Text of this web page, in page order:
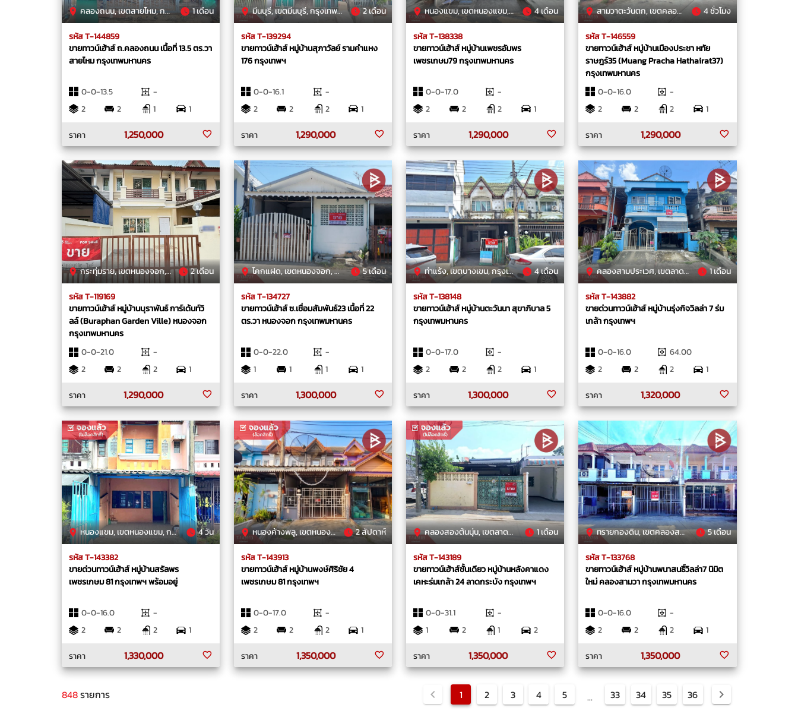
คลองถนน, เขตสายไหม, กรุงเทพมหานคร 1 เดือน
รหัส T-144859
ขายทาวน์เฮ้าส์ ถ.คลองถนน เนื้อที่ 13.5 ตร.วา
สายไหม กรุงเทพมหานคร
0-0-13.5
-
2
2 1
1
ราคา
1,250,000
มีนบุรี, เขตมีนบุรี, กรุงเทพมหานคร 2 เดือน
รหัส T-139294
ขายทาวน์เฮ้าส์ หมู่บ้านสุภาวัลย์ รามคําแหง
176 กรุงเทพฯ
0-0-16.1
-
2
2 2
1
ราคา
1,290,000
หนองแขม, เขตหนองแขม, กรุงเทพมหานคร 4 เดือน
รหัส T-138338
ขายทาวน์เฮ้าส์ หมู่บ้านเพชรอัมพร
เพชรเกษม79 กรุงเทพมหานคร
0-0-17.0
-
2
2 2
1
ราคา
1,290,000
สามวาตะวันตก, เขตคลองสามวา, กรุงเทพมหานคร 4 ชั่วโมง
รหัส T-146559
ขายทาวน์เฮ้าส์ หมู่บ้านเมืองประชา หทัย
ราษฎร์35 (Muang Pracha Hathairat37)
กรุงเทพมหานคร
0-0-16.0
-
2
2 2
1
ราคา
1,290,000
กระทุ่มราย, เขตหนองจอก, กรุงเทพมหานคร 2 เดือน
รหัส T-119169
ขายทาวน์เฮ้าส์ หมู่บ้านบุราพันธ์ การ์เด้นท์วิ
ลล์ (Buraphan Garden Ville) หนองจอก
กรุงเทพมหานคร
0-0-21.0
-
2
2 2
1
ราคา
1,290,000
โคกแฝด, เขตหนองจอก, กรุงเทพมหานคร 5 เดือน
รหัส T-134727
ขายทาวน์เฮ้าส์ ซ.เชื่อมสัมพันธ์23 เนื้อที่ 22
ตร.วา หนองจอก กรุงเทพมหานคร
0-0-22.0
-
1
1 1
1
ราคา
1,300,000
ท่าแร้ง, เขตบางเขน, กรุงเทพมหานคร 4 เดือน
รหัส T-138148
ขายทาวน์เฮ้าส์ หมู่บ้านตะวันนา สุขาภิบาล 5
กรุงเทพมหานคร
0-0-17.0
-
2
2 2
1
ราคา
1,300,000
คลองสามประเวศ, เขตลาดกระบัง, กรุงเทพมหานคร 1 เดือน
รหัส T-143882
ขายด่วนทาวน์เฮ้าส์ หมู่บ้านรุ่งกิจวิลล่า 7 ร่ม
เกล้า กรุงเทพฯ
0-0-16.0
64.00
2
2 2
1
ราคา
1,320,000
หนองแขม, เขตหนองแขม, กรุงเทพมหานคร 4 วัน
รหัส T-143382
ขายด่วนทาวน์เฮ้าส์ หมู่บ้านสรัลพร
เพชรเกษม 81 กรุงเทพฯ พร้อมอยู่
0-0-16.0
-
2
2 2
1
ราคา
1,330,000
หนองค้างพลู, เขตหนองแขม, กรุงเทพมหานคร 2 สัปดาห์
รหัส T-143913
ขายทาวน์เฮ้าส์ หมู่บ้านพงษ์ศิริชัย 4
เพชรเกษม 81 กรุงเทพฯ
0-0-17.0
-
2
2 2
1
ราคา
1,350,000
คลองสองต้นนุ่น, เขตลาดกระบัง, กรุงเทพมหานคร 1 เดือน
รหัส T-143189
ขายทาวน์เฮ้าส์ชั้นเดียว หมู่บ้านหลังคาแดง
เคหะร่มเกล้า 24 ลาดกระบัง กรุงเทพฯ
0-0-31.1
-
1
2 1
2
ราคา
1,350,000
ทรายกองดิน, เขตคลองสามวา, กรุงเทพมหานคร 5 เดือน
รหัส T-133768
ขายทาวน์เฮ้าส์ หมู่บ้านพนาสนธิ์วิลล่า7 นิมิต
ใหม่ คลองสามวา กรุงเทพมหานคร
0-0-16.0
-
2
2 2
1
ราคา
1,350,000
848รายการ 1 2 3 4 5 ... 33 34 35 36